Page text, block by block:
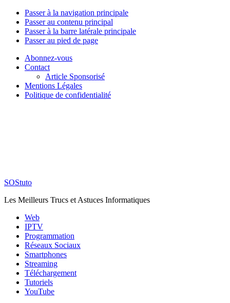
Passer à la navigation principale
Passer au contenu principal
Passer à la barre latérale principale
Passer au pied de page
Abonnez-vous
Contact
Article Sponsorisé
Mentions Légales
Politique de confidentialité
SOStuto
Les Meilleurs Trucs et Astuces Informatiques
Web
IPTV
Programmation
Réseaux Sociaux
Smartphones
Streaming
Téléchargement
Tutoriels
YouTube